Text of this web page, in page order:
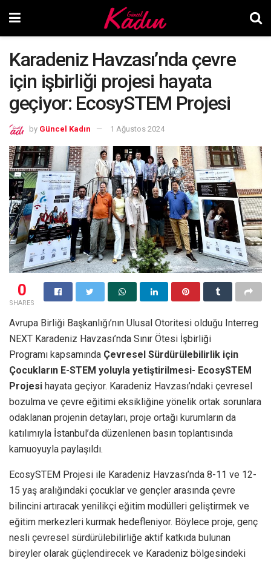
Karadeniz Havzası’nda çevre
için işbirliği projesi hayata
geçiyor: EcosySTEM Projesi
by Güncel Kadın 1 Ağustos 2024
0
SHARES
Avrupa Birliği Başkanlığı’nın Ulusal Otoritesi olduğu Interreg
NEXT Karadeniz Havzası’nda Sınır Ötesi İşbirliği
Programı kapsamında Çevresel Sürdürülebilirlik için
Çocukların E-STEM yoluyla yetiştirilmesi- EcosySTEM
Projesi hayata geçiyor. Karadeniz Havzası’ndaki çevresel
bozulma ve çevre eğitimi eksikliğine yönelik ortak sorunlara
odaklanan projenin detayları, proje ortağı kurumların da
katılımıyla İstanbul’da düzenlenen basın toplantısında
kamuoyuyla paylaşıldı.
EcosySTEM Projesi ile Karadeniz Havzası’nda 8-11 ve 12-
15 yaş aralığındaki çocuklar ve gençler arasında çevre
bilincini artıracak yenilikçi eğitim modülleri geliştirmek ve
eğitim merkezleri kurmak hedefleniyor. Böylece proje, genç
nesli çevresel sürdürülebilirliğe aktif katkıda bulunan
bireyler olarak güçlendirecek ve Karadeniz bölgesindeki